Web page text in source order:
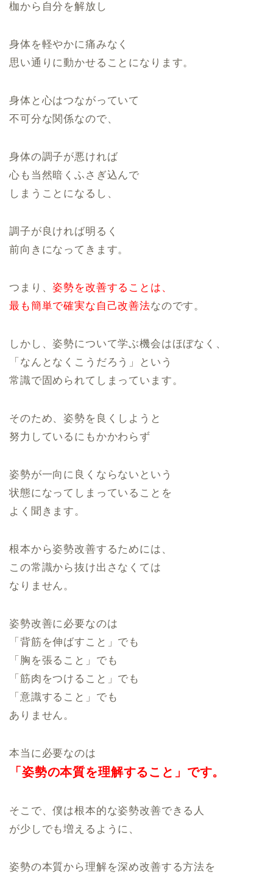
枷から自分を解放し
身体を軽やかに痛みなく
思い通りに動かせることになります。
身体と心はつながっていて
不可分な関係なので、
身体の調子が悪ければ
心も当然暗くふさぎ込んで
しまうことになるし、
調子が良ければ明るく
前向きになってきます。
つまり、姿勢を改善することは、
最も簡単で確実な自己改善法なのです。
しかし、姿勢について学ぶ機会はほぼなく、
「なんとなくこうだろう」という
常識で固められてしまっています。
そのため、姿勢を良くしようと
努力しているにもかかわらず
姿勢が一向に良くならないという
状態になってしまっていることを
よく聞きます。
根本から姿勢改善するためには、
この常識から抜け出さなくては
なりません。
姿勢改善に必要なのは
「背筋を伸ばすこと」でも
「胸を張ること」でも
「筋肉をつけること」でも
「意識すること」でも
ありません。
本当に必要なのは
「姿勢の本質を理解すること」です。
そこで、僕は根本的な姿勢改善できる人
が少しでも増えるように、
姿勢の本質から理解を深め改善する方法を